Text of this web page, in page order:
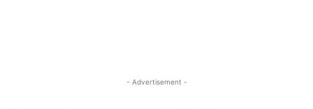
- Advertisement -